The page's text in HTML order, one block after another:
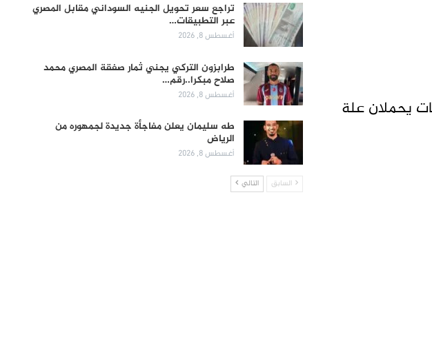
يحملان علة
تراجع سعر تحويل الجنيه السوداني مقابل المصري
عبر التطبيقات…
أغسطس 8, 2026
طرابزون التركي يجني ثمار صفقة المصري محمد
صلاح مبكرا..رقم…
أغسطس 8, 2026
طه سليمان يعلن مفاجأة جديدة لجمهوره من
الرياض
أغسطس 8, 2026
السابق التالي